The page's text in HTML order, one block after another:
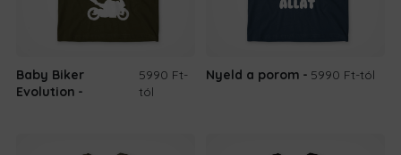
Baby Biker
Evolution
5990 Ft-
tól
Nyeld a porom 5990 Ft-tól